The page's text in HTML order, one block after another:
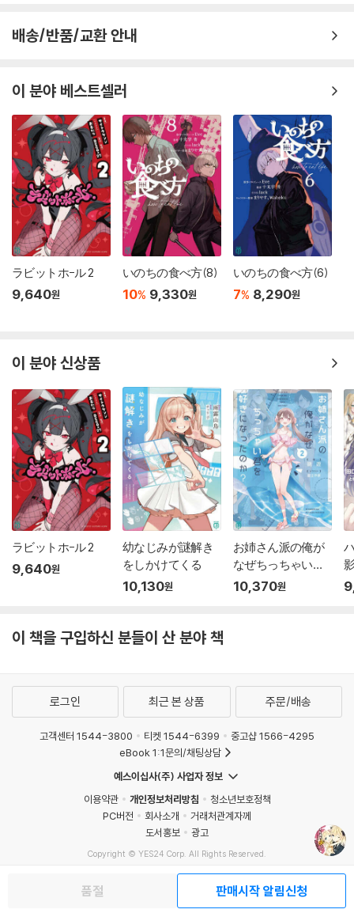
배송/반품/교환 안내
이 분야 베스트셀러
ラビットホ-ル 2
9,640원
いのちの食べ方(8)
10% 9,330원
いのちの食べ方(6)
7% 8,290원
이 분야 신상품
ラビットホ-ル 2
9,640원
幼なじみが謎解き
をしかけてくる
10,130원
お姉さん派の俺が
なぜちっちゃい君
を好 2
10,370원
이 책을 구입하신 분들이 산 분야 책
품절 판매시작 알림신청
로그인 최근 본 상품 주문/배송
고객센터 1544-3800 티켓 1544-6399
중고샵 1566-4295
eBook 1:1문의/채팅상담
예스이십사(주) 사업자 정보
이용약관
개인정보처리방침
청소년보호정책
PC버전
회사소개
거래처관계자께
도서홍보
광고
Copyright © YES24 Corp. All Rights Reserved.